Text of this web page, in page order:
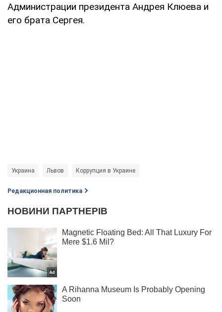
Администрации президента Андрея Клюева и
его брата Сергея.
Украина Львов Коррупция в Украине
Редакционная политика